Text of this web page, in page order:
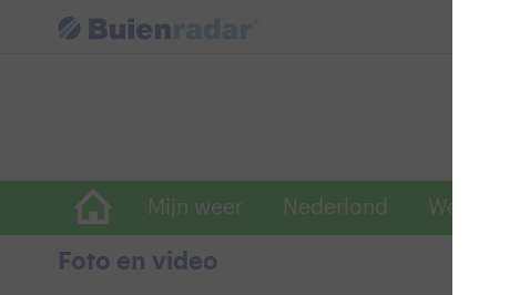
Mijn weer Nederland Wereldwijd
Foto en video